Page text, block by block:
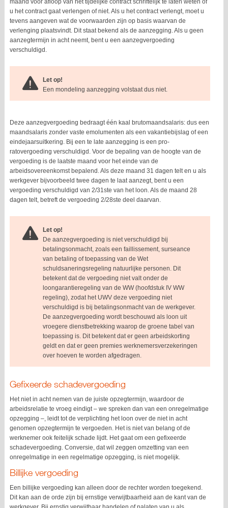
maand voor afloop van het tijdelijke contract schriftelijk te laten weten of
u het contract gaat verlengen of niet. Als u het contract verlengt, moet u
tevens aangeven wat de voorwaarden zijn op basis waarvan de
verlenging plaatsvindt. Dit staat bekend als de aanzegging. Als u geen
aanzegtermijn in acht neemt, bent u een aanzegvergoeding
verschuldigd.
Let op!
Een mondeling aanzegging volstaat dus niet.
Deze aanzegvergoeding bedraagt één kaal brutomaandsalaris: dus een
maandsalaris zonder vaste emolumenten als een vakantiebijslag of een
eindejaarsuitkering. Bij een te late aanzegging is een pro-
ratovergoeding verschuldigd. Voor de bepaling van de hoogte van de
vergoeding is de laatste maand voor het einde van de
arbeidsovereenkomst bepalend. Als deze maand 31 dagen telt en u als
werkgever bijvoorbeeld twee dagen te laat aanzegt, bent u een
vergoeding verschuldigd van 2/31ste van het loon. Als de maand 28
dagen telt, betreft de vergoeding 2/28ste deel daarvan.
Let op!
De aanzegvergoeding is niet verschuldigd bij
betalingsonmacht, zoals een faillissement, surseance
van betaling of toepassing van de Wet
schuldsaneringsregeling natuurlijke personen. Dit
betekent dat de vergoeding niet valt onder de
loongarantieregeling van de WW (hoofdstuk IV WW
regeling), zodat het UWV deze vergoeding niet
verschuldigd is bij betalingsonmacht van de werkgever.
De aanzegvergoeding wordt beschouwd als loon uit
vroegere dienstbetrekking waarop de groene tabel van
toepassing is. Dit betekent dat er geen arbeidskorting
geldt en dat er geen premies werknemersverzekeringen
over hoeven te worden afgedragen.
Gefixeerde schadevergoeding
Het niet in acht nemen van de juiste opzegtermijn, waardoor de
arbeidsrelatie te vroeg eindigt – we spreken dan van een onregelmatige
opzegging –, leidt tot de verplichting het loon over de niet in acht
genomen opzegtermijn te vergoeden. Het is niet van belang of de
werknemer ook feitelijk schade lijdt. Het gaat om een gefixeerde
schadevergoeding. Conversie, dat wil zeggen omzetting van een
onregelmatige in een regelmatige opzegging, is niet mogelijk.
Billijke vergoeding
Een billijke vergoeding kan alleen door de rechter worden toegekend.
Dit kan aan de orde zijn bij ernstige verwijtbaarheid aan de kant van de